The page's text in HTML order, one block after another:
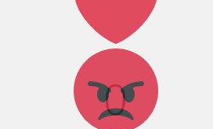
0
Агрессия!